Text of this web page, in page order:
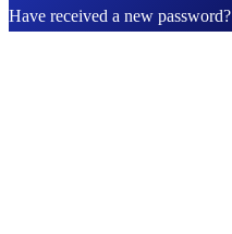
Have received a new password?